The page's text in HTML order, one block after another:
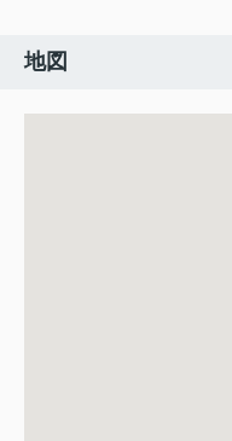
地図